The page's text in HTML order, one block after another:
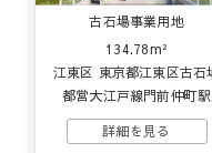
古石場事業用地
134.78m²
江東区 東京都江東区古石
都営大江戸線門前仲町駅